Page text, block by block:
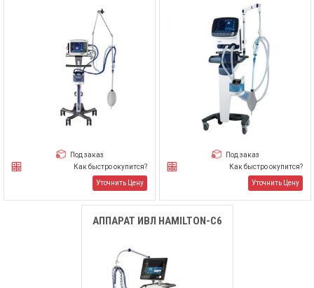
Под заказ
Как быстро окупится?
Уточнить Цену
Под заказ
Как быстро окупится?
Уточнить Цену
АППАРАТ ИВЛ HAMILTON-C6